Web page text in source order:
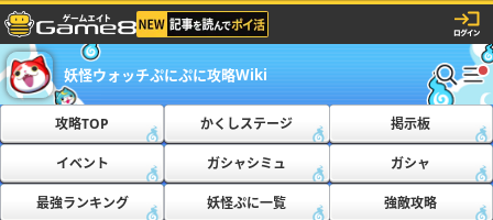
妖怪ウォッチぷにぷに攻略Wiki
攻略TOP かくしステージ 掲示板
イベント ガシャシミュ ガシャ
最強ランキング 妖怪ぷに一覧 強敵攻略